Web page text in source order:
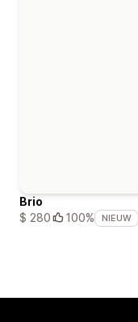
Brio
$ 280
100% NIEUW